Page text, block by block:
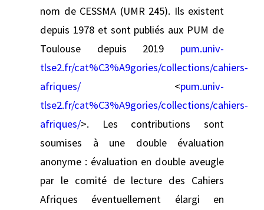
nom de CESSMA (UMR 245). Ils existent
depuis 1978 et sont publiés aux PUM de
Toulouse depuis 2019 pum.univ-
tlse2.fr/cat%C3%A9gories/collections/cahiers-
afriques/ <pum.univ-
tlse2.fr/cat%C3%A9gories/collections/cahiers-
afriques/>. Les contributions sont
soumises à une double évaluation
anonyme : évaluation en double aveugle
par le comité de lecture des Cahiers
Afriques éventuellement élargi en